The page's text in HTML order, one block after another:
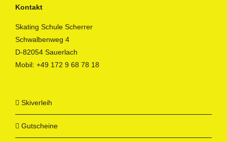
Kontakt
Skating Schule Scherrer
Schwalbenweg 4
D-82054 Sauerlach
Mobil: +49 172 9 68 78 18
Skiverleih
Gutscheine